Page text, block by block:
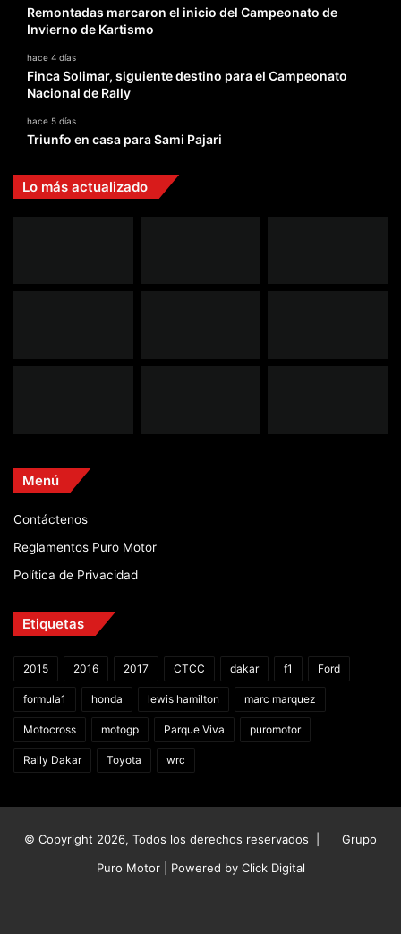
Remontadas marcaron el inicio del Campeonato de
Invierno de Kartismo
hace 4 días
Finca Solimar, siguiente destino para el Campeonato
Nacional de Rally
hace 5 días
Triunfo en casa para Sami Pajari
Lo más actualizado
Menú
Contáctenos
Reglamentos Puro Motor
Política de Privacidad
Etiquetas
2015 2016 2017 CTCC dakar f1 Ford
formula1 honda lewis hamilton marc marquez
Motocross motogp Parque Viva puromotor
Rally Dakar Toyota wrc
© Copyright 2026, Todos los derechos reservados |
Grupo
Puro Motor | Powered by Click Digital